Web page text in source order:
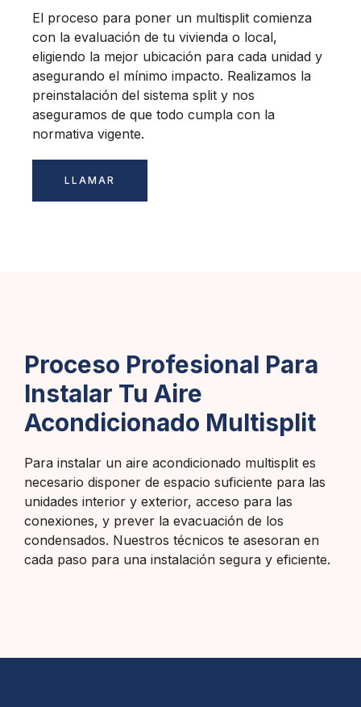
El proceso para poner un multisplit comienza
con la evaluación de tu vivienda o local,
eligiendo la mejor ubicación para cada unidad y
asegurando el mínimo impacto. Realizamos la
preinstalación del sistema split y nos
aseguramos de que todo cumpla con la
normativa vigente.
LLAMAR
Proceso Profesional Para
Instalar Tu Aire
Acondicionado Multisplit
Para instalar un aire acondicionado multisplit es
necesario disponer de espacio suficiente para las
unidades interior y exterior, acceso para las
conexiones, y prever la evacuación de los
condensados. Nuestros técnicos te asesoran en
cada paso para una instalación segura y eficiente.